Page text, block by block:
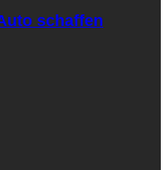
schaffen